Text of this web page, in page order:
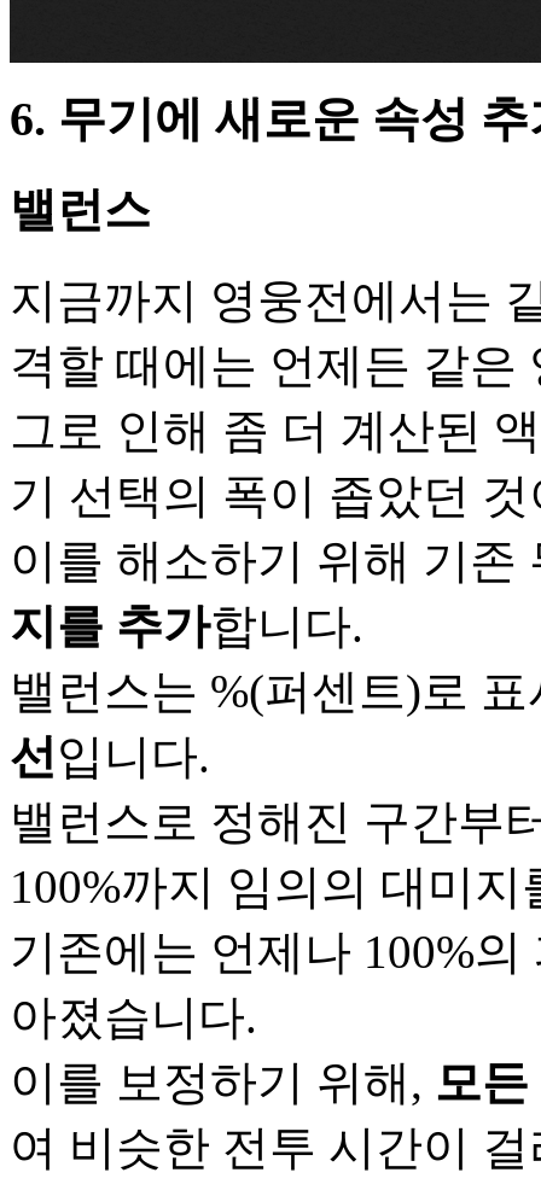
6. 무기에 새로운 속성 추
밸런스
지금까지 영웅전에서는
격할 때에는 언제든 같은
그로 인해 좀 더 계산된
기 선택의 폭이 좁았던
이를 해소하기 위해 기존
지를 추가합니다.
밸런스는 %(퍼센트)로
선입니다.
밸런스로 정해진 구간부
100%까지 임의의 대미
기존에는 언제나 100%
아졌습니다.
이를 보정하기 위해, 모
여 비슷한 전투 시간이